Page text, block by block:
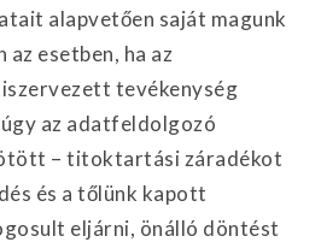
alapvetően saját magunk
esetben, ha az
tevékenység
az adatfeldolgozó
– titoktartási záradékot
és a tőlünk kapott
eljárni, önálló döntést